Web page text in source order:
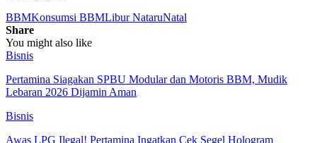
BBMKonsumsi BBMLibur NataruNatal
Share
You might also like
Bisnis
Pertamina Siagakan SPBU Modular dan Motoris BBM, Mudik
Lebaran 2026 Dijamin Aman
Bisnis
Awas LPG Ilegal! Pertamina Ingatkan Cek Segel Hologram